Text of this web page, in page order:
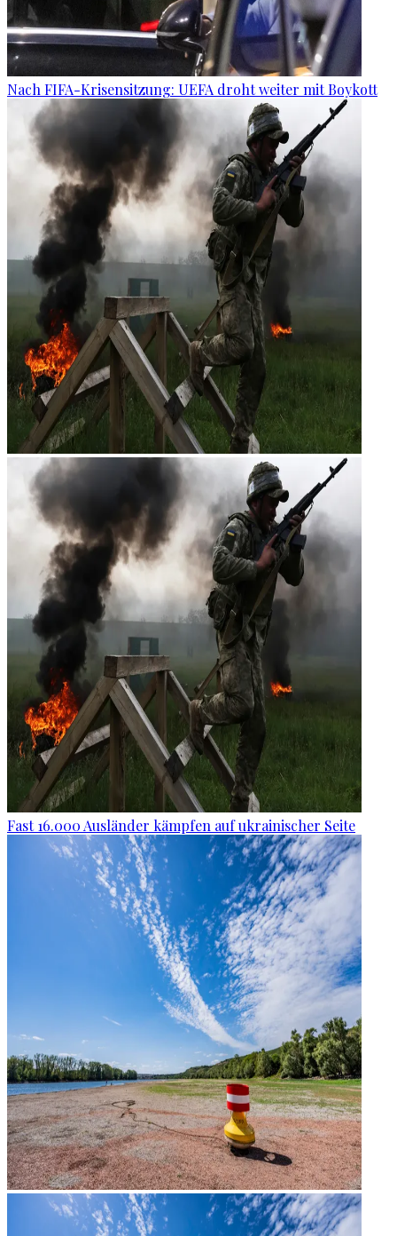
Nach FIFA-Krisensitzung: UEFA droht weiter mit Boykott
Fast 16.000 Ausländer kämpfen auf ukrainischer Seite